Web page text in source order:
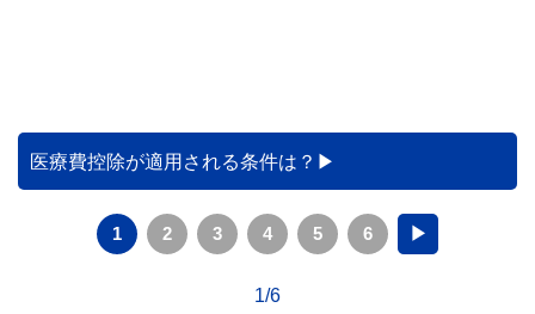
医療費控除が適用される条件は？
1 2 3 4 5 6 ▶
1/6